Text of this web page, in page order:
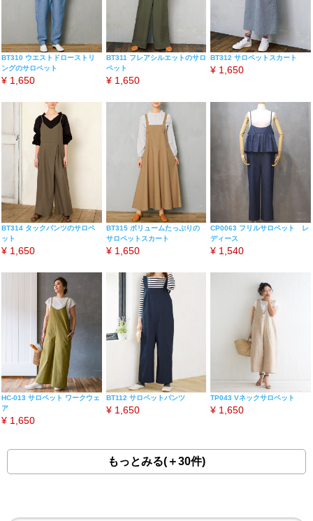
BT310 ウエストドローストリ
ングのサロペット
¥ 1,650
BT311 フレアシルエットのサロ
ペット
¥ 1,650
BT312 サロペットスカート
¥ 1,650
BT314 タックパンツのサロペ
ット
¥ 1,650
BT315 ボリュームたっぷりの
サロペットスカート
¥ 1,650
CP0063 フリルサロペット レ
ディース
¥ 1,540
HC-013 サロペット ワークウェ
ア
¥ 1,650
BT112 サロペットパンツ
¥ 1,650
TP043 Vネックサロペット
¥ 1,650
もっとみる(＋30件)